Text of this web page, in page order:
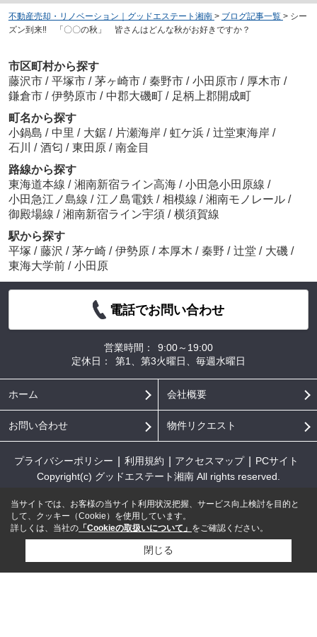
不動産売却・リノベーション｜グッドエステート湘南 > ブログ記事一覧 > シー
ズン到来‼ 「〇〇の秋」 皆さんはどんな秋がお好きですか？
市区町村から探す
藤沢市 / 平塚市 / 茅ヶ崎市 / 秦野市 / 小田原市 / 厚木市 /
鎌倉市 / 伊勢原市 / 中郡大磯町 / 足柄上郡開成町
町名から探す
小鍋島 / 中里 / 大鋸 / 片瀬海岸 / 虹ケ浜 / 辻堂東海岸 /
石川 / 酒匂 / 東田原 / 南金目
路線から探す
東海道本線 / 湘南新宿ライン高海 / 小田急小田原線 /
小田急江ノ島線 / 江ノ島電鉄 / 相模線 / 湘南モノレール /
御殿場線 / 湘南新宿ライン宇須 / 横須賀線
駅から探す
平塚 / 藤沢 / 茅ケ崎 / 伊勢原 / 本厚木 / 秦野 / 辻堂 / 大磯 /
東海大学前 / 小田原
電話でお問い合わせ
営業時間：
9:00～19:00
定休日：
第1、第3火曜日、毎週水曜日
ホーム 会社概要
お問い合わせ 物件リクエスト
プライバシーポリシー 利用規約 アクセスマップ
PCサイト
Copyright(c) グッドエステート湘南 All rights reserved.
当サイトでは、お客様の当サイト利用状況把握、サービス向上検討を目的と
して、クッキー（Cookie）を使用しています。
詳しくは、当社の 「Cookieの取扱いについて」 をご確認ください。
閉じる